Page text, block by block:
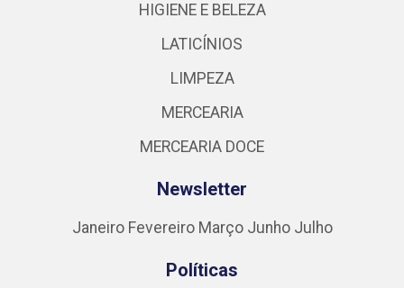
HIGIENE E BELEZA
LATICÍNIOS
LIMPEZA
MERCEARIA
MERCEARIA DOCE
Newsletter
Janeiro Fevereiro Março Junho Julho
Políticas